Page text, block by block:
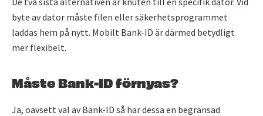
byte av dator måste filen eller säkerhetsprogrammet
laddas hem på nytt. Mobilt Bank-ID är därmed betydligt
mer flexibelt.
Måste Bank-ID förnyas?
Ja, oavsett val av Bank-ID så har dessa en begränsad